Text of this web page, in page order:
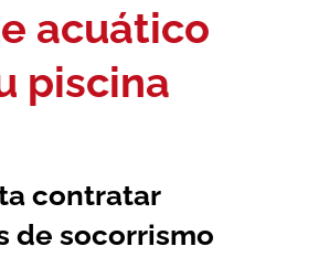
acuático
piscina
contratar
de socorrismo